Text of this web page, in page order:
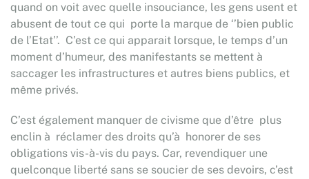
quand on voit avec quelle insouciance, les gens usent et
abusent de tout ce qui porte la marque de ‘’bien public
de l’Etat’’. C’est ce qui apparait lorsque, le temps d’un
moment d’humeur, des manifestants se mettent à
saccager les infrastructures et autres biens publics, et
même privés.
C’est également manquer de civisme que d’être plus
enclin à réclamer des droits qu’à honorer de ses
obligations vis-à-vis du pays. Car, revendiquer une
quelconque liberté sans se soucier de ses devoirs, c’est